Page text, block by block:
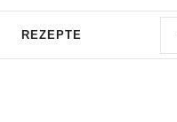
REZEPTE